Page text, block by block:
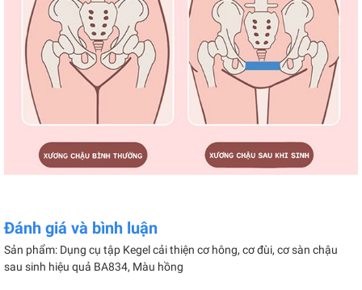
Đánh giá và bình luận
Sản phẩm: Dụng cụ tập Kegel cải thiện cơ hông, cơ đùi, cơ sàn chậu
sau sinh hiệu quả BA834, Màu hồng